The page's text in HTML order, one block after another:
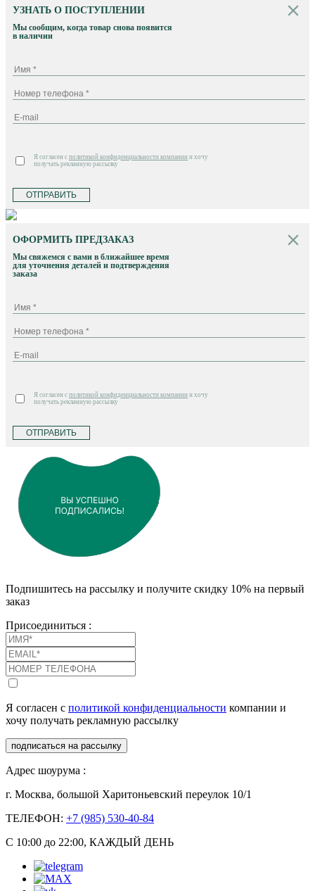
УЗНАТЬ О ПОСТУПЛЕНИИ
Мы сообщим, когда товар снова появится
в наличии
Я согласен с политикой конфиденциальности компании и хочу
получать рекламную рассылку
ОТПРАВИТЬ
ОФОРМИТЬ ПРЕДЗАКАЗ
Мы свяжемся с вами в ближайшее время
для уточнения деталей и подтверждения
заказа
Я согласен с политикой конфиденциальности компании и хочу
получать рекламную рассылку
ОТПРАВИТЬ
Подпишитесь на рассылку и получите скидку 10% на первый
заказ
Присоединиться :
Я согласен с политикой конфиденциальности компании и
хочу получать рекламную рассылку
подписаться на рассылку
Адрес шоурума :
г. Москва, большой Харитоньевский переулок 10/1
ТЕЛЕФОН: +7 (985) 530-40-84
С 10:00 до 22:00, КАЖДЫЙ ДЕНЬ